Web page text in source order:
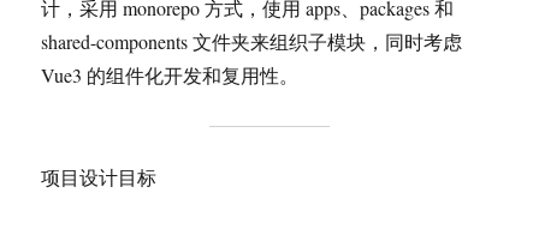
计，采用 monorepo 方式，使用 apps、packages 和
shared-components 文件夹来组织子模块，同时考虑
Vue3 的组件化开发和复用性。
项目设计目标